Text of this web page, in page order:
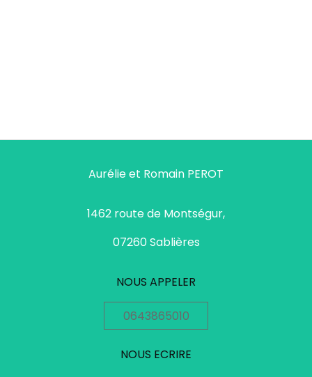
Aurélie et Romain PEROT
1462 route de Montségur,
07260 Sablières
NOUS APPELER
0643865010
NOUS ECRIRE